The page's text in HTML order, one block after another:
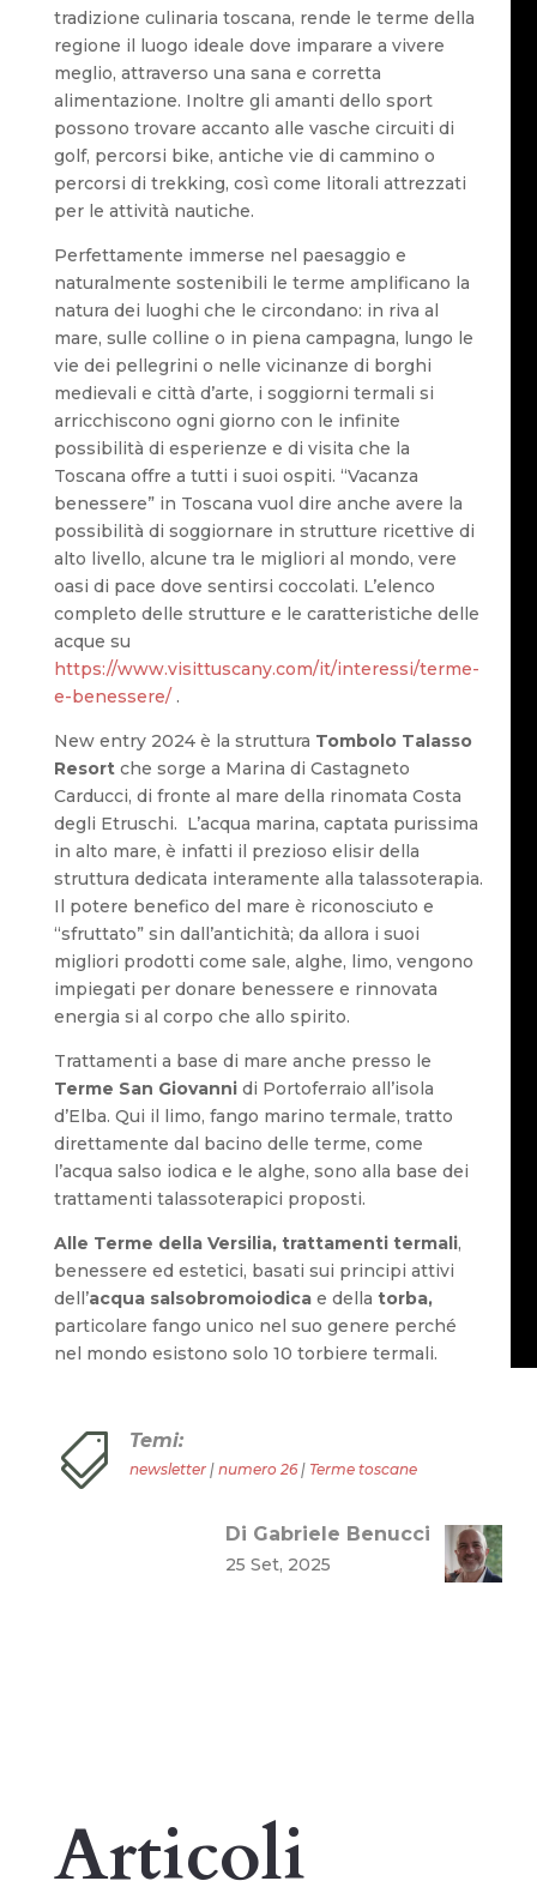
tradizione culinaria toscana, rende le terme della
regione il luogo ideale dove imparare a vivere
meglio, attraverso una sana e corretta
alimentazione. Inoltre gli amanti dello sport
possono trovare accanto alle vasche circuiti di
golf, percorsi bike, antiche vie di cammino o
percorsi di trekking, così come litorali attrezzati
per le attività nautiche.
Perfettamente immerse nel paesaggio e
naturalmente sostenibili le terme amplificano la
natura dei luoghi che le circondano: in riva al
mare, sulle colline o in piena campagna, lungo le
vie dei pellegrini o nelle vicinanze di borghi
medievali e città d’arte, i soggiorni termali si
arricchiscono ogni giorno con le infinite
possibilità di esperienze e di visita che la
Toscana offre a tutti i suoi ospiti. “Vacanza
benessere” in Toscana vuol dire anche avere la
possibilità di soggiornare in strutture ricettive di
alto livello, alcune tra le migliori al mondo, vere
oasi di pace dove sentirsi coccolati. L’elenco
completo delle strutture e le caratteristiche delle
acque su
https://www.visittuscany.com/it/interessi/terme-
e-benessere/.
New entry 2024 è la struttura Tombolo Talasso
Resortche sorge a Marina di Castagneto
Carducci, di fronte al mare della rinomata Costa
degli Etruschi. L’acqua marina, captata purissima
in alto mare, è infatti il prezioso elisir della
struttura dedicata interamente alla talassoterapia.
Il potere benefico del mare è riconosciuto e
“sfruttato” sin dall’antichità; da allora i suoi
migliori prodotti come sale, alghe, limo, vengono
impiegati per donare benessere e rinnovata
energia si al corpo che allo spirito.
Trattamenti a base di mare anche presso le
Terme San Giovannidi Portoferraio all’isola
d’Elba. Qui il limo, fango marino termale, tratto
direttamente dal bacino delle terme, come
l’acqua salso iodica e le alghe, sono alla base dei
trattamenti talassoterapici proposti.
Alle Terme della Versilia, trattamenti termali,
benessere ed estetici, basati sui principi attivi
dell’acqua salsobromoiodica e della torba,
particolare fango unico nel suo genere perché
nel mondo esistono solo 10 torbiere termali.
 Temi:
newsletter| numero 26| Terme toscane
Di Gabriele Benucci
25 Set, 2025
Articoli